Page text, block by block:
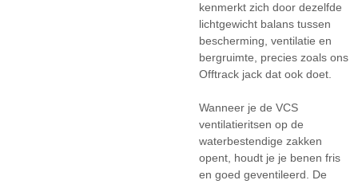
kenmerkt zich door dezelfde
lichtgewicht balans tussen
bescherming, ventilatie en
bergruimte, precies zoals ons
Offtrack jack dat ook doet.
Wanneer je de VCS
ventilatieritsen op de
waterbestendige zakken
opent, houdt je je benen fris
en goed geventileerd. De